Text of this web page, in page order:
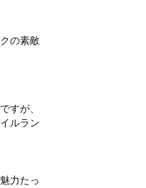
の素敵
すが、
ルラン
力たっ